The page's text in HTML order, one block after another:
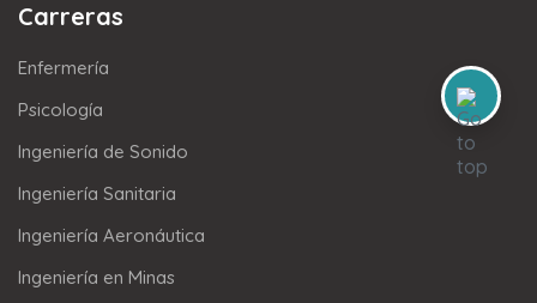
Carreras
Enfermería
Psicología
Ingeniería de Sonido
Ingeniería Sanitaria
Ingeniería Aeronáutica
Ingeniería en Minas